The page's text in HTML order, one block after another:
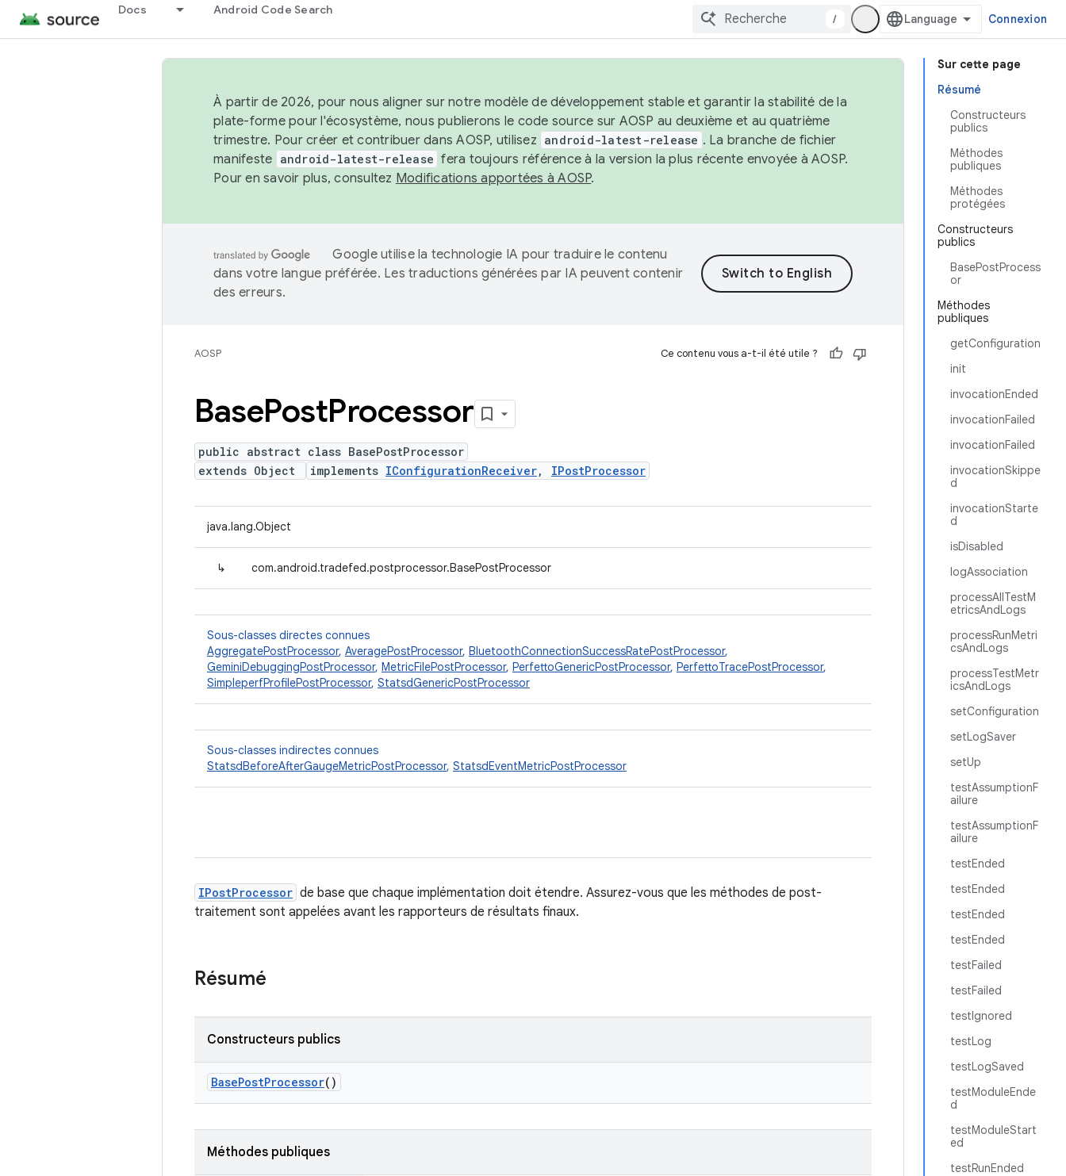
Docs Android Code Search
/ Connexion
Sur cette page
Résumé
Constructeurs
publics
Méthodes
publiques
Méthodes
protégées
Constructeurs
publics
BasePostProcess
or
Méthodes
publiques
getConfiguration
init
invocationEnded
invocationFailed
invocationFailed
invocationSkippe
d
invocationStarte
d
isDisabled
logAssociation
processAllTestM
etricsAndLogs
processRunMetri
csAndLogs
processTestMetr
icsAndLogs
setConfiguration
setLogSaver
setUp
testAssumptionF
ailure
testAssumptionF
ailure
testEnded
testEnded
testEnded
testEnded
testFailed
testFailed
testIgnored
testLog
testLogSaved
testModuleEnde
d
testModuleStart
ed
testRunEnded
À partir de 2026, pour nous aligner sur notre modèle de développement stable et garantir la stabilité de la
plate-forme pour l'écosystème, nous publierons le code source sur AOSP au deuxième et au quatrième
trimestre. Pour créer et contribuer dans AOSP, utilisez android-latest-release . La branche de fichier
manifeste android-latest-release fera toujours référence à la version la plus récente envoyée à AOSP.
Pour en savoir plus, consultez Modifications apportées à AOSP.
Google utilise la technologie IA pour traduire le contenu
dans votre langue préférée. Les traductions générées par IA peuvent contenir
des erreurs.
AOSP Ce contenu vous a-t-il été utile ?
BasePostProcessor
public abstract class BasePostProcessor
extends Object
implements IConfigurationReceiver, IPostProcessor
java.lang.Object
↳ com.android.tradefed.postprocessor.BasePostProcessor
Sous-classes directes connues
AggregatePostProcessor, AveragePostProcessor, BluetoothConnectionSuccessRatePostProcessor,
GeminiDebuggingPostProcessor, MetricFilePostProcessor, PerfettoGenericPostProcessor, PerfettoTracePostProcessor,
SimpleperfProfilePostProcessor, StatsdGenericPostProcessor
Sous-classes indirectes connues
StatsdBeforeAfterGaugeMetricPostProcessor, StatsdEventMetricPostProcessor
IPostProcessor de base que chaque implémentation doit étendre. Assurez-vous que les méthodes de post-
traitement sont appelées avant les rapporteurs de résultats finaux.
Résumé
Constructeurs publics
BasePostProcessor()
Méthodes publiques